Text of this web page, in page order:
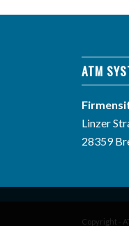
ATM
Linzer
28359
Copyright -